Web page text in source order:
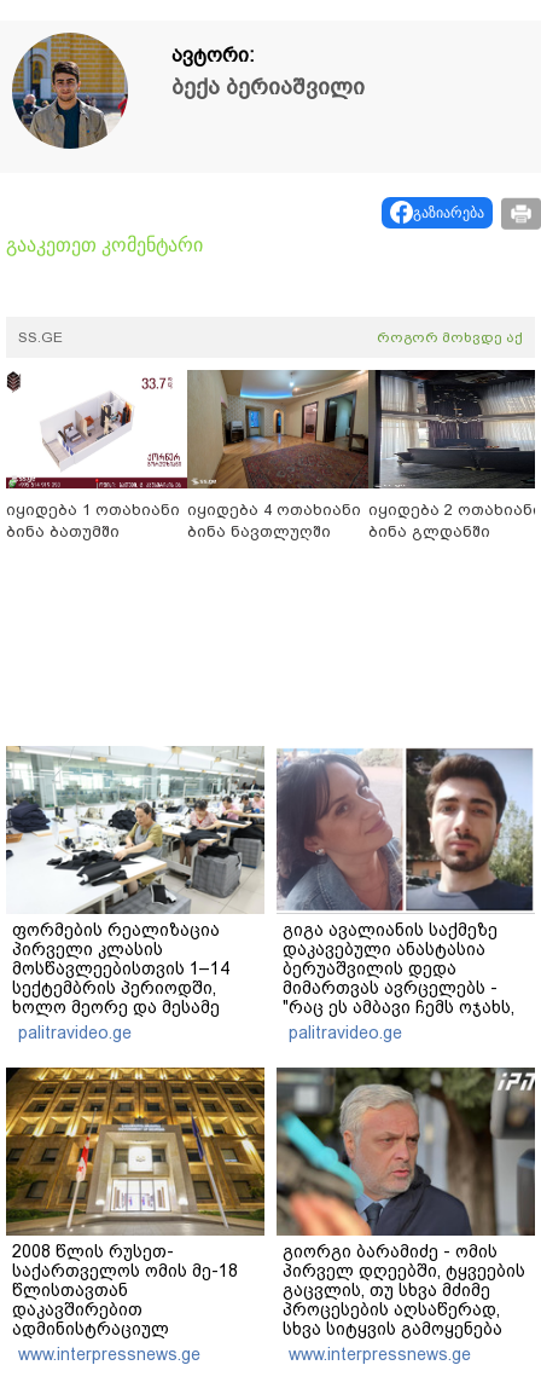
ავტორი:
ბექა ბერიაშვილი
გაზიარება
გააკეთეთ კომენტარი
SS.GE როგორ მოხვდე აქ
იყიდება 1 ოთახიანი
ბინა ბათუმში
იყიდება 4 ოთახიანი
ბინა ნავთლუღში
იყიდება 2 ოთახიანი
ბინა გლდანში
ფორმების რეალიზაცია
პირველი კლასის
მოსწავლეებისთვის 1–14
სექტემბრის პერიოდში,
ხოლო მეორე და მესამე
ეტაპებზე...
palitravideo.ge
გიგა ავალიანის საქმეზე
დაკავებული ანასტასია
ბერუაშვილის დედა
მიმართვას ავრცელებს -
"რაც ეს ამბავი ჩემს ოჯახს,
ჩემს ანასტასიას გადახდა
თავს, მის მერე მე მე არ
ვარ"
palitravideo.ge
2008 წლის რუსეთ-
საქართველოს ომის მე-18
წლისთავთან
დაკავშირებით
ადმინისტრაციულ
შენობებზე სახელმწიფო
დროშები დაეშვა
www.interpressnews.ge
გიორგი ბარამიძე - ომის
პირველ დღეებში, ტყვეების
გაცვლის, თუ სხვა მძიმე
პროცესების აღსაწერად,
სხვა სიტყვის გამოყენება
აჯობებდა - არასდროს
მითქვამს, რომ ჩვენები
www.interpressnews.ge